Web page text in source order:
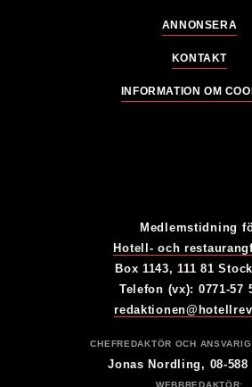
ANNONSERA
KONTAKT
INFORMATION OM
Medlemstidning
Hotell- och
Box 1143, 111 81
Telefon (vx): 0771-57
CHEFREDAKTÖR OCH
Jonas Nordling, 08-588
WEBBREDAKTÖR: